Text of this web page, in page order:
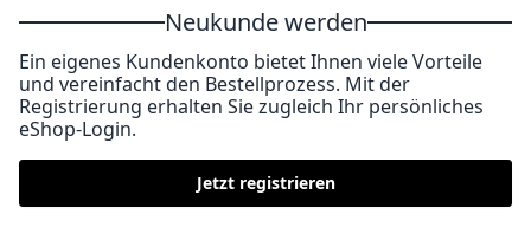
Neukunde werden
Ein eigenes Kundenkonto bietet Ihnen viele Vorteile
und vereinfacht den Bestellprozess. Mit der
Registrierung erhalten Sie zugleich Ihr persönliches
eShop-Login.
Jetzt registrieren